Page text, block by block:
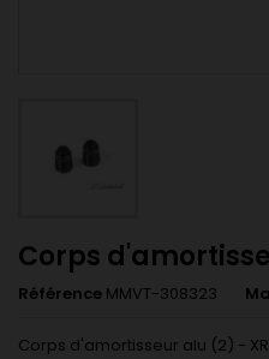
Corps
Référence MMVT-308323
Corps d'amortisseur alu (2) -